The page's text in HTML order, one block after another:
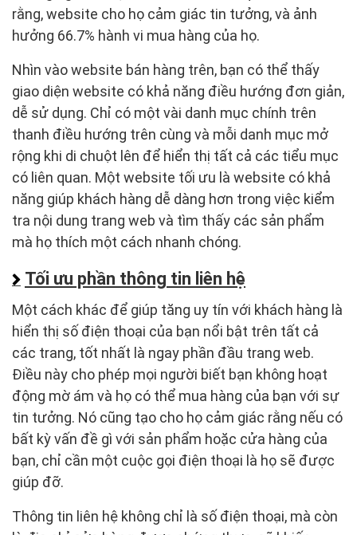
rằng, website cho họ cảm giác tin tưởng, và ảnh
hưởng 66.7% hành vi mua hàng của họ.
Nhìn vào website bán hàng trên, bạn có thể thấy
giao diện website có khả năng điều hướng đơn giản,
dễ sử dụng. Chỉ có một vài danh mục chính trên
thanh điều hướng trên cùng và mỗi danh mục mở
rộng khi di chuột lên để hiển thị tất cả các tiểu mục
có liên quan. Một website tối ưu là website có khả
năng giúp khách hàng dễ dàng hơn trong việc kiểm
tra nội dung trang web và tìm thấy các sản phẩm
mà họ thích một cách nhanh chóng.
Tối ưu phần thông tin liên hệ
Một cách khác để giúp tăng uy tín với khách hàng là
hiển thị số điện thoại của bạn nổi bật trên tất cả
các trang, tốt nhất là ngay phần đầu trang web.
Điều này cho phép mọi người biết bạn không hoạt
động mờ ám và họ có thể mua hàng của bạn với sự
tin tưởng. Nó cũng tạo cho họ cảm giác rằng nếu có
bất kỳ vấn đề gì với sản phẩm hoặc cửa hàng của
bạn, chỉ cần một cuộc gọi điện thoại là họ sẽ được
giúp đỡ.
Thông tin liên hệ không chỉ là số điện thoại, mà còn